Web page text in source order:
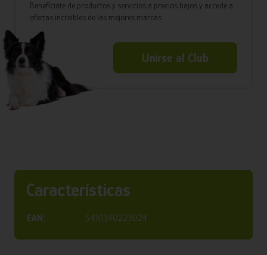
Benefíciate de productos y servicios a precios bajos y accede a
ofertas increíbles de las mejores marcas
Unirse al Club
Características
EAN: 5410340223024